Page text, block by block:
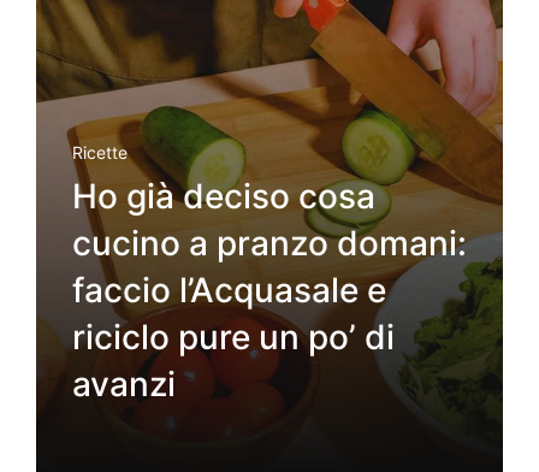
Ricette
Ho già deciso cosa
cucino a pranzo domani:
faccio l’Acquasale e
riciclo pure un po’ di
avanzi